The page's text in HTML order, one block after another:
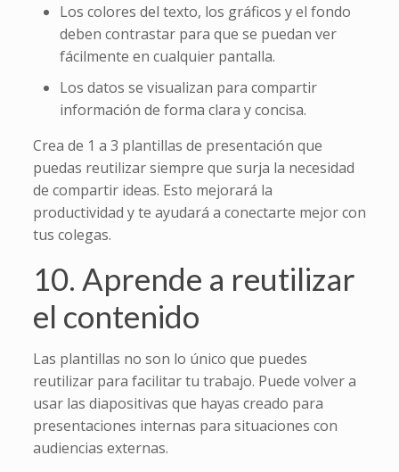
Los colores del texto, los gráficos y el fondo
deben contrastar para que se puedan ver
fácilmente en cualquier pantalla.
Los datos se visualizan para compartir
información de forma clara y concisa.
Crea de 1 a 3 plantillas de presentación que
puedas reutilizar siempre que surja la necesidad
de compartir ideas. Esto mejorará la
productividad y te ayudará a conectarte mejor con
tus colegas.
10. Aprende a reutilizar
el contenido
Las plantillas no son lo único que puedes
reutilizar para facilitar tu trabajo. Puede volver a
usar las diapositivas que hayas creado para
presentaciones internas para situaciones con
audiencias externas.